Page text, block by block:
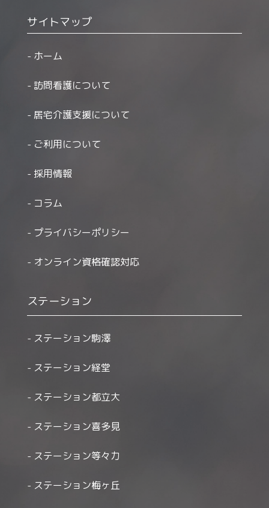
サイトマップ
ホーム
訪問看護について
居宅介護支援について
ご利用について
採用情報
コラム
プライバシーポリシー
オンライン資格確認対応
ステーション
ステーション駒澤
ステーション経堂
ステーション都立大
ステーション喜多見
ステーション等々力
ステーション梅ヶ丘